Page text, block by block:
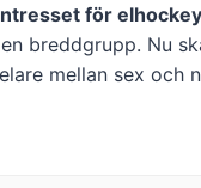
för
breddgrupp. Nu
mellan sex och